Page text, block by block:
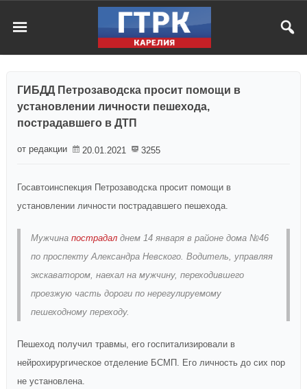
ГИБДД Петрозаводска просит помощи в
установлении личности пешехода,
пострадавшего в ДТП
от редакции 20.01.2021 3255
Госавтоинспекция Петрозаводска просит помощи в
установлении личности пострадавшего пешехода.
Мужчина пострадал днем 14 января в районе дома №46
по проспекту Александра Невского. Водитель, управляя
экскаватором, наехал на мужчину, переходившего
проезжую часть дороги по нерегулируемому
пешеходному переходу.
Пешеход получил травмы, его госпитализировали в
нейрохирургическое отделение БСМП. Его личность до сих пор
не установлена.